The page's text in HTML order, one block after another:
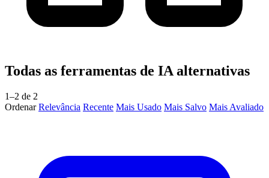
Todas as ferramentas de IA alternativas
1–2 de 2
OrdenarRelevância Recente Mais Usado Mais Salvo Mais Avaliado